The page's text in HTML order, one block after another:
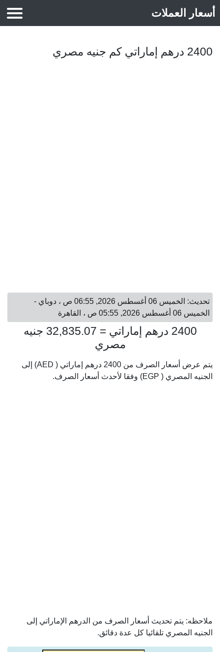
أسعار العملات
2400 درهم إماراتي كم جنيه مصري
تحديث: الخميس 06 أغسطس 2026, 06:55 ص ، دوباي -
الخميس 06 أغسطس 2026, 05:55 ص ، القاهرة
2400 درهم إماراتي = 32,835.07 جنيه
مصري
يتم عرض أسعار الصرف من 2400 درهم إماراتي ( AED) إلى
الجنيه المصري ( EGP) وفقا لأحدث أسعار الصرف.
ملاحظه: يتم تحديث أسعار الصرف من الدرهم الإماراتي إلى
الجنيه المصري تلقائيا كل عدة دقائق.